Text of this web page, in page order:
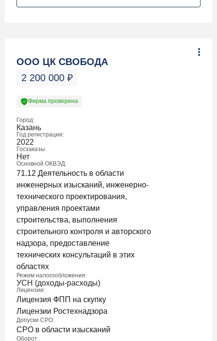
ООО ЦК СВОБОДА
2 200 000 ₽
Фирма проверена
Город:
Казань
Год регистрации:
2022
Госзаказы
Нет
Основной ОКВЭД:
71.12 Деятельность в области
инженерных изысканий, инженерно-
технического проектирования,
управления проектами
строительства, выполнения
строительного контроля и авторского
надзора, предоставление
технических консультаций в этих
областях
Режим налогообложения:
УСН (доходы-расходы)
Лицензии:
Лицензия ФПП на скупку
Лицензии Ростехнадзора
Допуски СРО:
СРО в области изысканий
Оборот: